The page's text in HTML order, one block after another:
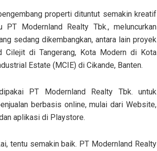
properti dituntut semakin kreatif
Modernland Realty Tbk., meluncurkan
sedang dikembangkan, antara lain proyek
Cilejit di Tangerang, Kota Modern di Kota
Estate (MCIE) di Cikande, Banten.
PT Modernland Realty Tbk. untuk
berbasis online, mulai dari Website,
aplikasi di Playstore.
tentu semakin baik. PT Modernland Realty